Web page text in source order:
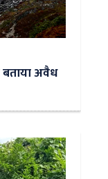
बताया अवैध